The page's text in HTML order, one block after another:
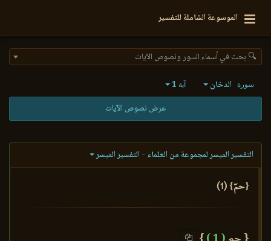
الموسوعة الشاملة للتفسير
🔍 بحث في أسماء السور ونصوص الآيات
سورة الدخان آية 1
عرض نصوص الآيات
التفسير الميسر لمجموعة من العلماء - التفسير الميسر
{حمٓ} (1)